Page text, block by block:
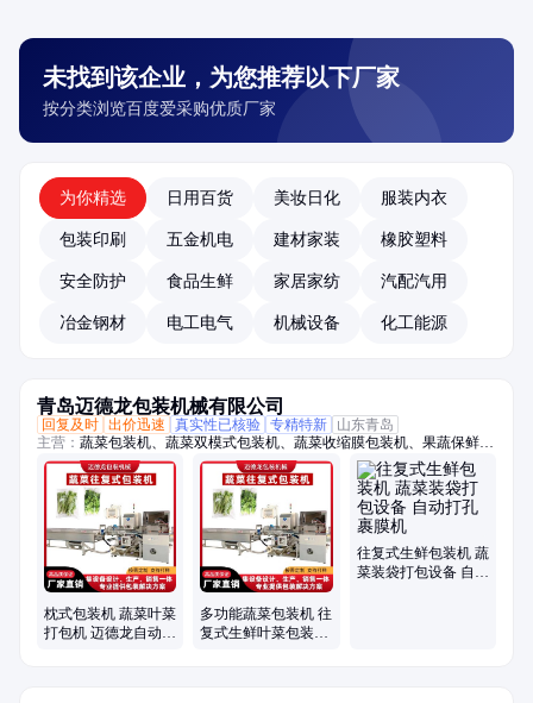
未找到该企业，为您推荐以下厂家
按分类浏览百度爱采购优质厂家
为你精选 日用百货 美妆日化 服装内衣
包装印刷 五金机电 建材家装 橡胶塑料
安全防护 食品生鲜 家居家纺 汽配汽用
冶金钢材 电工电气 机械设备 化工能源
青岛迈德龙包装机械有限公司
回复及时 出价迅速 真实性已核验 专精特新
山东青岛
主营： 蔬菜包装机、蔬菜双模式包装机、蔬菜收缩膜包装机、果蔬保鲜膜
包装机、托盒果蔬包装机、生鲜包装机、保鲜包装机、蔬菜高速包装机、
称重贴标机、冬瓜定量切片机
枕式包装机 蔬菜叶菜
打包机 迈德龙自动生
多功能蔬菜包装机 往
复式生鲜叶菜包装设
往复式生鲜包装机 蔬
菜装袋打包设备 自动